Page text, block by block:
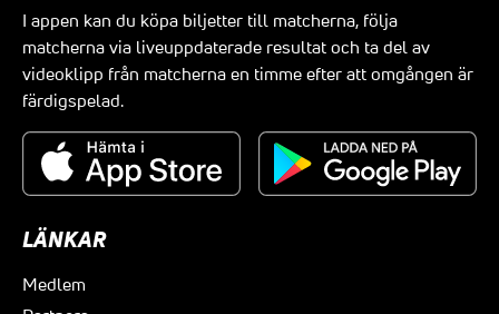
I appen kan du köpa biljetter till matcherna, följa
matcherna via liveuppdaterade resultat och ta del av
videoklipp från matcherna en timme efter att omgången är
färdigspelad.
LÄNKAR
Medlem